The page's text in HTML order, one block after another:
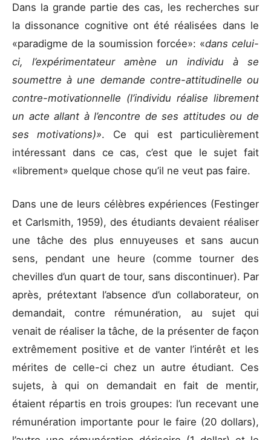
Dans la grande partie des cas, les recherches sur
la dissonance cognitive ont été réalisées dans le
«paradigme de la soumission forcée»: «dans celui-
ci, l’expérimentateur amène un individu à se
soumettre à une demande contre-attitudinelle ou
contre-motivationnelle (l’individu réalise librement
un acte allant à l’encontre de ses attitudes ou de
ses motivations)». Ce qui est particulièrement
intéressant dans ce cas, c’est que le sujet fait
«librement» quelque chose qu’il ne veut pas faire.
Dans une de leurs célèbres expériences (Festinger
et Carlsmith, 1959), des étudiants devaient réaliser
une tâche des plus ennuyeuses et sans aucun
sens, pendant une heure (comme tourner des
chevilles d’un quart de tour, sans discontinuer). Par
après, prétextant l’absence d’un collaborateur, on
demandait, contre rémunération, au sujet qui
venait de réaliser la tâche, de la présenter de façon
extrêmement positive et de vanter l’intérêt et les
mérites de celle-ci chez un autre étudiant. Ces
sujets, à qui on demandait en fait de mentir,
étaient répartis en trois groupes: l’un recevant une
rémunération importante pour le faire (20 dollars),